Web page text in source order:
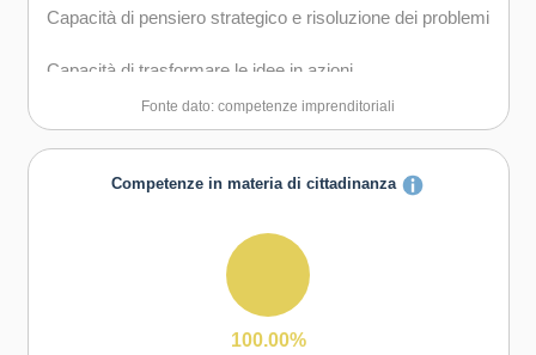
Capacità di gestire l'incertezza, la complessità e lo
Capacità di favorire il proprio benessere fisico ed
Capacità di pensiero strategico e risoluzione dei problemi
Capacità di trasformare le idee in azioni
Capacità di assumere l'iniziativa
gruppo sia in maniera autonoma
Capacità di comunicare e negoziare efficacemente con
Fonte dato: competenze imprenditoriali
Competenze in materia di cittadinanza
100.00%